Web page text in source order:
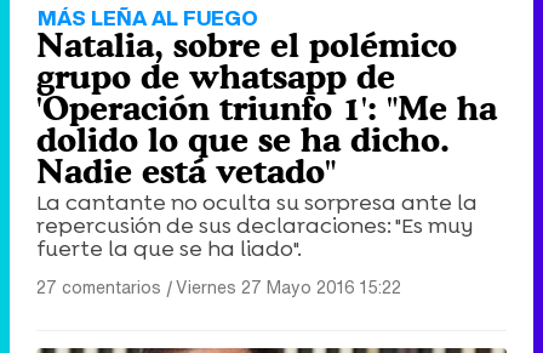
MÁS LEÑA AL FUEGO
Natalia, sobre el polémico
grupo de whatsapp de
'Operación triunfo 1': "Me ha
dolido lo que se ha dicho.
Nadie está vetado"
La cantante no oculta su sorpresa ante la
repercusión de sus declaraciones: "Es muy
fuerte la que se ha liado".
27 comentarios |Viernes 27 Mayo 2016 15:22